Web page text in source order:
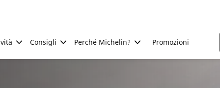
Consigli Perché Michelin? Promozioni